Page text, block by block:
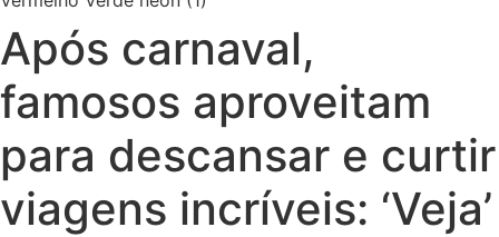
Após carnaval,
famosos aproveitam
para descansar e curtir
viagens incríveis: ‘Veja’